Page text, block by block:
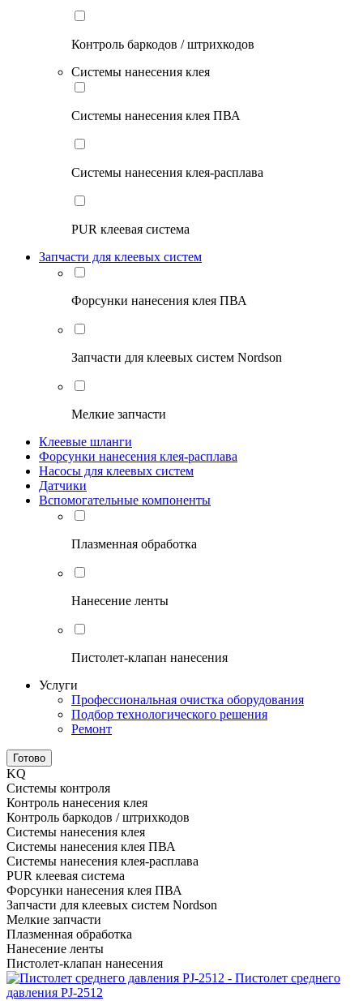
Контроль баркодов / штрихкодов
Системы нанесения клея
Системы нанесения клея ПВА
Системы нанесения клея-расплава
PUR клеевая система
Запчасти для клеевых систем
Форсунки нанесения клея ПВА
Запчасти для клеевых систем Nordson
Мелкие запчасти
Клеевые шланги
Форсунки нанесения клея-расплава
Насосы для клеевых систем
Датчики
Вспомогательные компоненты
Плазменная обработка
Нанесение ленты
Пистолет-клапан нанесения
Услуги
Профессиональная очистка оборудования
Подбор технологического решения
Ремонт
Готово
KQ
Системы контроля
Контроль нанесения клея
Контроль баркодов / штрихкодов
Системы нанесения клея
Системы нанесения клея ПВА
Системы нанесения клея-расплава
PUR клеевая система
Форсунки нанесения клея ПВА
Запчасти для клеевых систем Nordson
Мелкие запчасти
Плазменная обработка
Нанесение ленты
Пистолет-клапан нанесения